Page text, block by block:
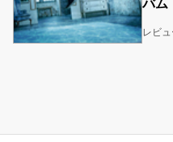
バム
レビュ